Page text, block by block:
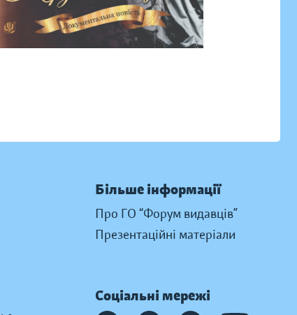
Більше інформації
Про ГО “Форум видавців”
Презентаційні матеріали
Соціальні мережі